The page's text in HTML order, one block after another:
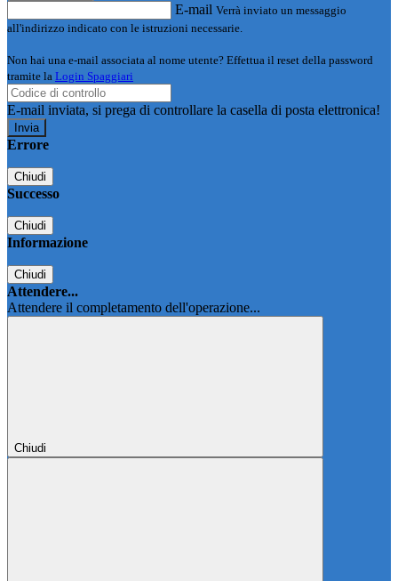
E-mail Verrà inviato un messaggio
all'indirizzo indicato con le istruzioni necessarie.
Non hai una e-mail associata al nome utente? Effettua il reset della password
tramite la Login Spaggiari
E-mail inviata, si prega di controllare la casella di posta elettronica!
Errore
Chiudi
Successo
Chiudi
Informazione
Chiudi
Attendere...
Attendere il completamento dell'operazione...
Chiudi